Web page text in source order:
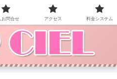
お待ちしています。
お問合せ アクセス 料金システム